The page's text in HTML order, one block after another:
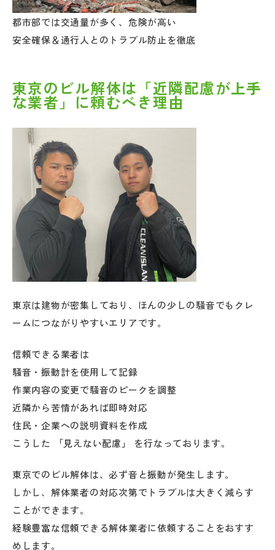
都市部では交通量が多く、危険が高い
安全確保＆通行人とのトラブル防止を徹底
東京のビル解体は「近隣配慮が上手
な業者」に頼むべき理由
東京は建物が密集しており、ほんの少しの騒音でもクレ
ームにつながりやすいエリアです。
信頼できる業者は
騒音・振動計を使用して記録
作業内容の変更で騒音のピークを調整
近隣から苦情があれば即時対応
住民・企業への説明資料を作成
こうした
「見えない配慮 」 を行なっております。
東京でのビル解体は、必ず音と振動が発生します。
しかし、解体業者の対応次第でトラブルは大きく減らす
ことができます。
経験豊富な信頼できる解体業者に依頼することをおすす
めします。